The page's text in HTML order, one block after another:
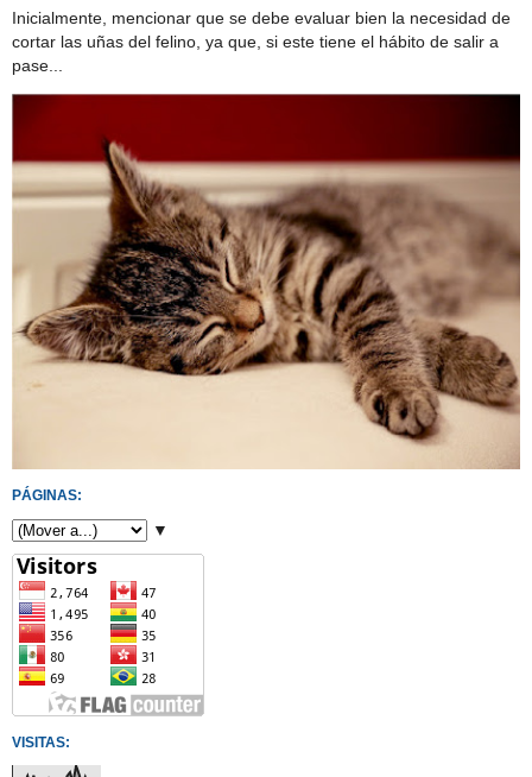
Inicialmente, mencionar que se debe evaluar bien la necesidad de
cortar las uñas del felino, ya que, si este tiene el hábito de salir a
pase...
PÁGINAS:
▼
VISITAS: